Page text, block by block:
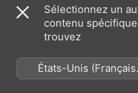
Aurèle Marthan,
Porque te vas (Arr. for
Sélectionnez un
contenu
trouvez
États-Unis (Français
France)